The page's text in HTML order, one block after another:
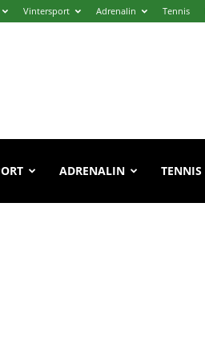
Vintersport Adrenalin Tennis
ADRENALIN TENNIS